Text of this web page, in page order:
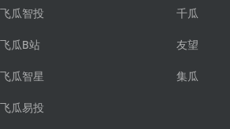
飞瓜智投
飞瓜B站
飞瓜智星
飞瓜易投
千瓜
友望
集瓜